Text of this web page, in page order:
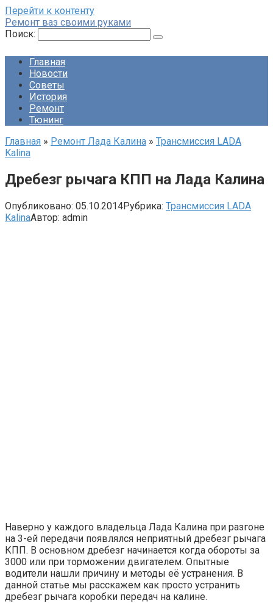
Перейти к контенту
Ремонт ваз своими руками
Поиск:
Главная
Новости
Советы
История
Ремонт
Тюнинг
Главная » Ремонт Лада Калина » Трансмиссия LADA
Kalina
Дребезг рычага КПП на Лада Калина
Опубликовано: 05.10.2014Рубрика: Трансмиссия LADA
KalinaАвтор: admin
Наверно у каждого владельца Лада Калина при разгоне
на 3-ей передачи появлялся неприятный дребезг рычага
КПП. В основном дребезг начинается когда обороты за
3000 или при торможении двигателем. Опытные
водители нашли причину и методы её устранения. В
данной статье мы расскажем как просто устранить
дребезг рычага коробки передач на калине.